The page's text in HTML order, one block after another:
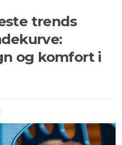
trends
og komfort i